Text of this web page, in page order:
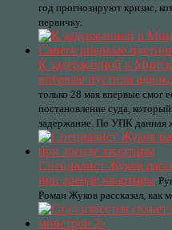
год прогнозируют кризис,
первичку.
К задержанной в
впервые пустили
только 28 мая впервые смог
постановление суда,
задержание. По УПК
Специалист Жуков
при аренде квартиры
Роман Жуков рассказал, как